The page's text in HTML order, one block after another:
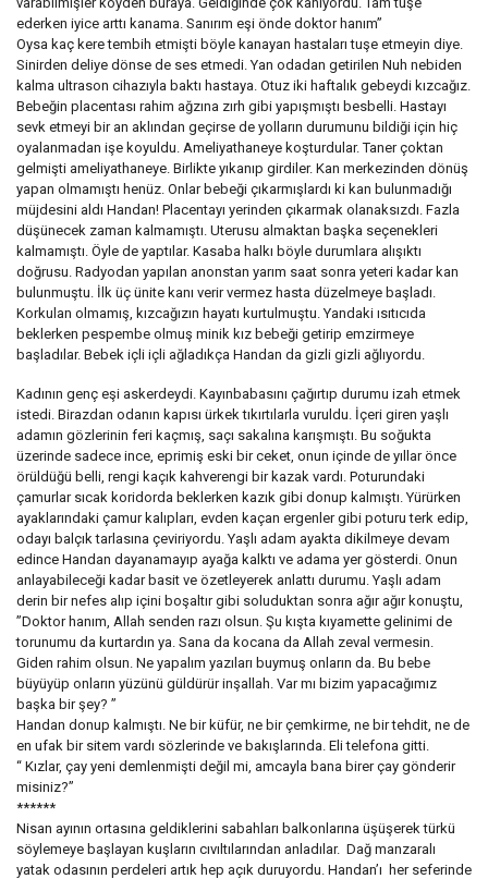
ederken iyice arttı kanama. Sanırım eşi önde doktor hanım”
Oysa kaç kere tembih etmişti böyle kanayan hastaları tuşe etmeyin diye.
Sinirden deliye dönse de ses etmedi. Yan odadan getirilen Nuh nebiden
kalma ultrason cihazıyla baktı hastaya. Otuz iki haftalık gebeydi kızcağız.
Bebeğin placentası rahim ağzına zırh gibi yapışmıştı besbelli. Hastayı
sevk etmeyi bir an aklından geçirse de yolların durumunu bildiği için hiç
oyalanmadan işe koyuldu. Ameliyathaneye koşturdular. Taner çoktan
gelmişti ameliyathaneye. Birlikte yıkanıp girdiler. Kan merkezinden dönüş
yapan olmamıştı henüz. Onlar bebeği çıkarmışlardı ki kan bulunmadığı
müjdesini aldı Handan! Placentayı yerinden çıkarmak olanaksızdı. Fazla
düşünecek zaman kalmamıştı. Uterusu almaktan başka seçenekleri
kalmamıştı. Öyle de yaptılar. Kasaba halkı böyle durumlara alışıktı
doğrusu. Radyodan yapılan anonstan yarım saat sonra yeteri kadar kan
bulunmuştu. İlk üç ünite kanı verir vermez hasta düzelmeye başladı.
Korkulan olmamış, kızcağızın hayatı kurtulmuştu. Yandaki ısıtıcıda
beklerken pespembe olmuş minik kız bebeği getirip emzirmeye
başladılar. Bebek içli içli ağladıkça Handan da gizli gizli ağlıyordu.
Kadının genç eşi askerdeydi. Kayınbabasını çağırtıp durumu izah etmek
istedi. Birazdan odanın kapısı ürkek tıkırtılarla vuruldu. İçeri giren yaşlı
adamın gözlerinin feri kaçmış, saçı sakalına karışmıştı. Bu soğukta
üzerinde sadece ince, eprimiş eski bir ceket, onun içinde de yıllar önce
örüldüğü belli, rengi kaçık kahverengi bir kazak vardı. Poturundaki
çamurlar sıcak koridorda beklerken kazık gibi donup kalmıştı. Yürürken
ayaklarındaki çamur kalıpları, evden kaçan ergenler gibi poturu terk edip,
odayı balçık tarlasına çeviriyordu. Yaşlı adam ayakta dikilmeye devam
edince Handan dayanamayıp ayağa kalktı ve adama yer gösterdi. Onun
anlayabileceği kadar basit ve özetleyerek anlattı durumu. Yaşlı adam
derin bir nefes alıp içini boşaltır gibi soluduktan sonra ağır ağır konuştu,
”Doktor hanım, Allah senden razı olsun. Şu kışta kıyamette gelinimi de
torunumu da kurtardın ya. Sana da kocana da Allah zeval vermesin.
Giden rahim olsun. Ne yapalım yazıları buymuş onların da. Bu bebe
büyüyüp onların yüzünü güldürür inşallah. Var mı bizim yapacağımız
başka bir şey? ”
Handan donup kalmıştı. Ne bir küfür, ne bir çemkirme, ne bir tehdit, ne de
en ufak bir sitem vardı sözlerinde ve bakışlarında. Eli telefona gitti.
“ Kızlar, çay yeni demlenmişti değil mi, amcayla bana birer çay gönderir
misiniz?”
******
Nisan ayının ortasına geldiklerini sabahları balkonlarına üşüşerek türkü
söylemeye başlayan kuşların cıvıltılarından anladılar. Dağ manzaralı
yatak odasının perdeleri artık hep açık duruyordu. Handan’ı her seferinde